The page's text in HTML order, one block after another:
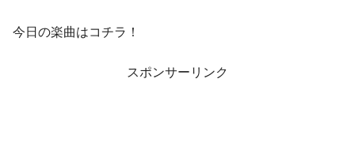
今日の楽曲はコチラ！
スポンサーリンク